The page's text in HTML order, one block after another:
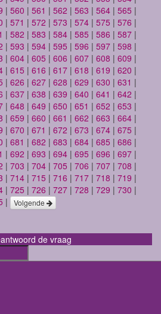
| 560 | 561 | 562 | 563 | 564 | 565 |
| 571 | 572 | 573 | 574 | 575 | 576 |
| 582 | 583 | 584 | 585 | 586 | 587 |
| 593 | 594 | 595 | 596 | 597 | 598 |
| 604 | 605 | 606 | 607 | 608 | 609 |
| 615 | 616 | 617 | 618 | 619 | 620 |
| 626 | 627 | 628 | 629 | 630 | 631 |
| 637 | 638 | 639 | 640 | 641 | 642 |
| 648 | 649 | 650 | 651 | 652 | 653 |
| 659 | 660 | 661 | 662 | 663 | 664 |
| 670 | 671 | 672 | 673 | 674 | 675 |
| 681 | 682 | 683 | 684 | 685 | 686 |
| 692 | 693 | 694 | 695 | 696 | 697 |
| 703 | 704 | 705 | 706 | 707 | 708 |
| 714 | 715 | 716 | 717 | 718 | 719 |
| 725 | 726 | 727 | 728 | 729 | 730 |
| Volgende
de vraag